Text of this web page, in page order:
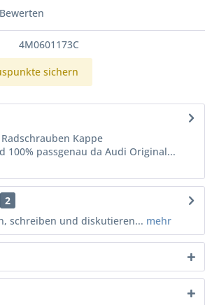
Bewerten
4M0601173C
sichern
Kappe
100% passgenau da Audi Original...
2
schreiben und diskutieren... mehr